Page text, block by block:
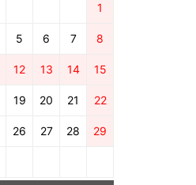
1
5 6 7 8
12 13 14 15
19 20 21 22
26 27 28 29